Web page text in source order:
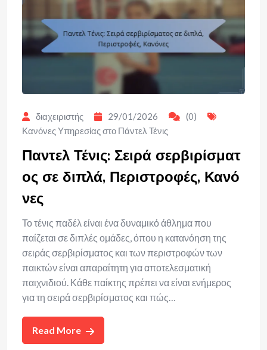
διαχειριστής 29/01/2026
(0)
Κανόνες Υπηρεσίας στο Πάντελ Τένις
Παντελ Τένις: Σειρά σερβιρίσματ
ος σε διπλά, Περιστροφές, Κανό
νες
Το τένις παδέλ είναι ένα δυναμικό άθλημα που
παίζεται σε διπλές ομάδες, όπου η κατανόηση της
σειράς σερβιρίσματος και των περιστροφών των
παικτών είναι απαραίτητη για αποτελεσματική
παιχνιδιού. Κάθε παίκτης πρέπει να είναι ενήμερος
για τη σειρά σερβιρίσματος και πώς…
Read More